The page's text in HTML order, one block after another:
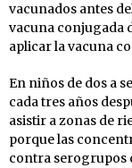
vacunados antes
vacuna conjugada
aplicar la vacuna
En niños de dos a
cada tres años
asistir a zonas de
porque las
contra serogrupos